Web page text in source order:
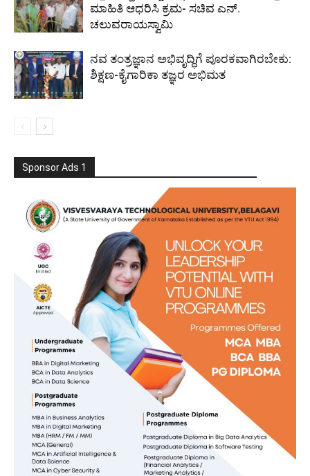
ಮಾಹಿತಿ ಆಧರಿಸಿ ಕ್ರಮ- ಸಚಿವ ಎನ್.
ಚಲುವರಾಯಸ್ವಾಮಿ
ನವ ತಂತ್ರಜ್ಞಾನ ಅಭಿವೃದ್ಧಿಗೆ ಪೂರಕವಾಗಿರಬೇಕು:
ಶಿಕ್ಷಣ-ಕೈಗಾರಿಕಾ ತಜ್ಞರ ಅಭಿಮತ
Sponsor Ads 1